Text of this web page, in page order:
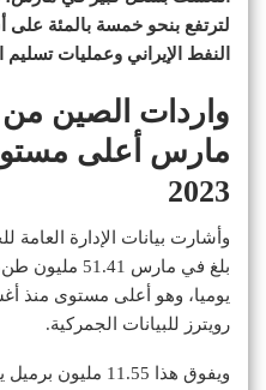
لترتفع بنحو خمسة بالمئة
النفط الإيراني وعمليات
واردات الصين
مارس أعلى
2023
وأشارت بيانات الإدارة العامة
رويترز للبيانات الجمركية.